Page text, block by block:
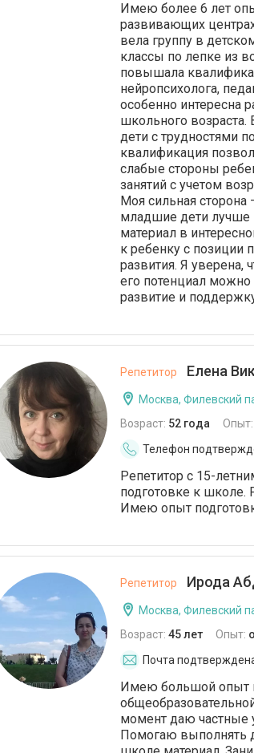
Имею более 6 лет
развивающих
вела группу в
классы по лепке из
повышала
нейропсихолога,
особенно интересна
школьного
дети с трудностями
квалификация
слабые стороны
занятий с учетом
Моя сильная
младшие дети лучше
материал в
к ребенку с позиции
развития. Я уверена,
его потенциал
развитие и
Репетитор Елена
Москва, Филевский
Возраст: 52 года Опыт:
Телефон
Репетитор с 15-
подготовке к школе.
Имею опыт
Репетитор Ирода
Москва, Филевский
Возраст: 45 лет Опыт:
Почта
Имею большой опыт
момент даю частные
Помогаю выполнять